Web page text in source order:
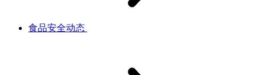
食品安全动态